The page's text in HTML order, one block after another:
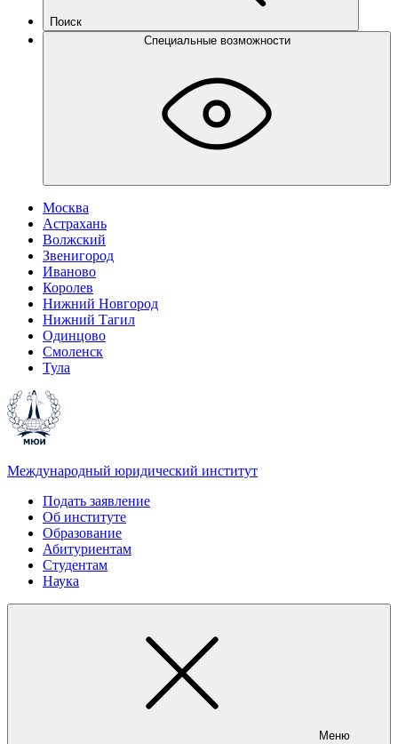
Поиск
Специальные возможности
Москва
Астрахань
Волжский
Звенигород
Иваново
Королев
Нижний Новгород
Нижний Тагил
Одинцово
Смоленск
Тула
Международный юридический институт
Подать заявление
Об институте
Образование
Абитуриентам
Студентам
Наука
Меню